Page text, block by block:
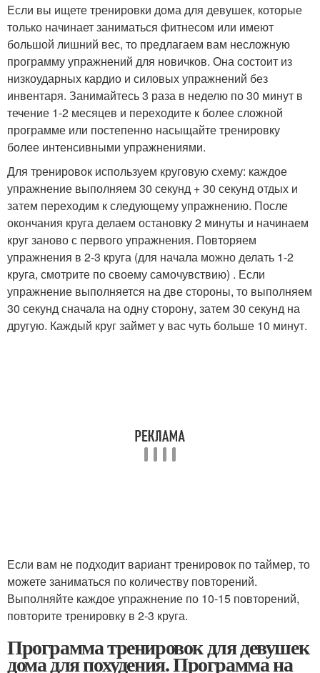
Если вы ищете тренировки дома для девушек, которые
только начинает заниматься фитнесом или имеют
большой лишний вес, то предлагаем вам несложную
программу упражнений для новичков. Она состоит из
низкоударных кардио и силовых упражнений без
инвентаря. Занимайтесь 3 раза в неделю по 30 минут в
течение 1-2 месяцев и переходите к более сложной
программе или постепенно насыщайте тренировку
более интенсивными упражнениями.
Для тренировок используем круговую схему: каждое
упражнение выполняем 30 секунд + 30 секунд отдых и
затем переходим к следующему упражнению. После
окончания круга делаем остановку 2 минуты и начинаем
круг заново с первого упражнения. Повторяем
упражнения в 2-3 круга (для начала можно делать 1-2
круга, смотрите по своему самочувствию) . Если
упражнение выполняется на две стороны, то выполняем
30 секунд сначала на одну сторону, затем 30 секунд на
другую. Каждый круг займет у вас чуть больше 10 минут.
Если вам не подходит вариант тренировок по таймер, то
можете заниматься по количеству повторений.
Выполняйте каждое упражнение по 10-15 повторений,
повторите тренировку в 2-3 круга.
Программа тренировок для девушек
дома для похудения. Программа на